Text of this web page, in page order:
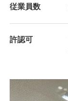
従業員数
許認可